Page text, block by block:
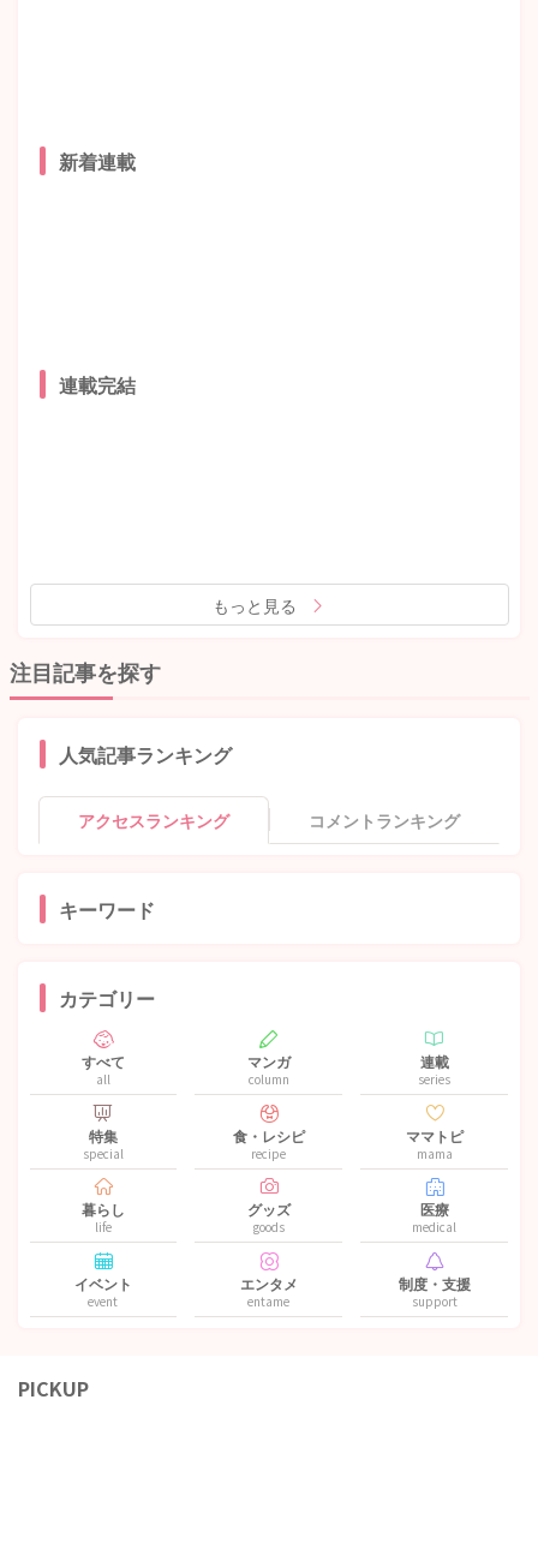
新着連載
連載完結
もっと見る
注目記事を探す
人気記事ランキング
アクセスランキング コメントランキング
キーワード
カテゴリー
すべて
all
マンガ
column
連載
series
特集
special
食・レシピ
recipe
ママトピ
mama
暮らし
life
グッズ
goods
医療
medical
イベント
event
エンタメ
entame
制度・支援
support
PICKUP